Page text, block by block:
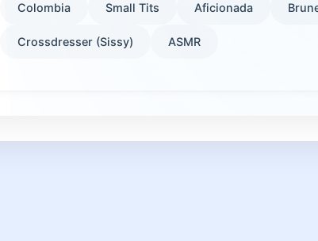
Colombia Small Tits Aficionada
Crossdresser (Sissy) ASMR